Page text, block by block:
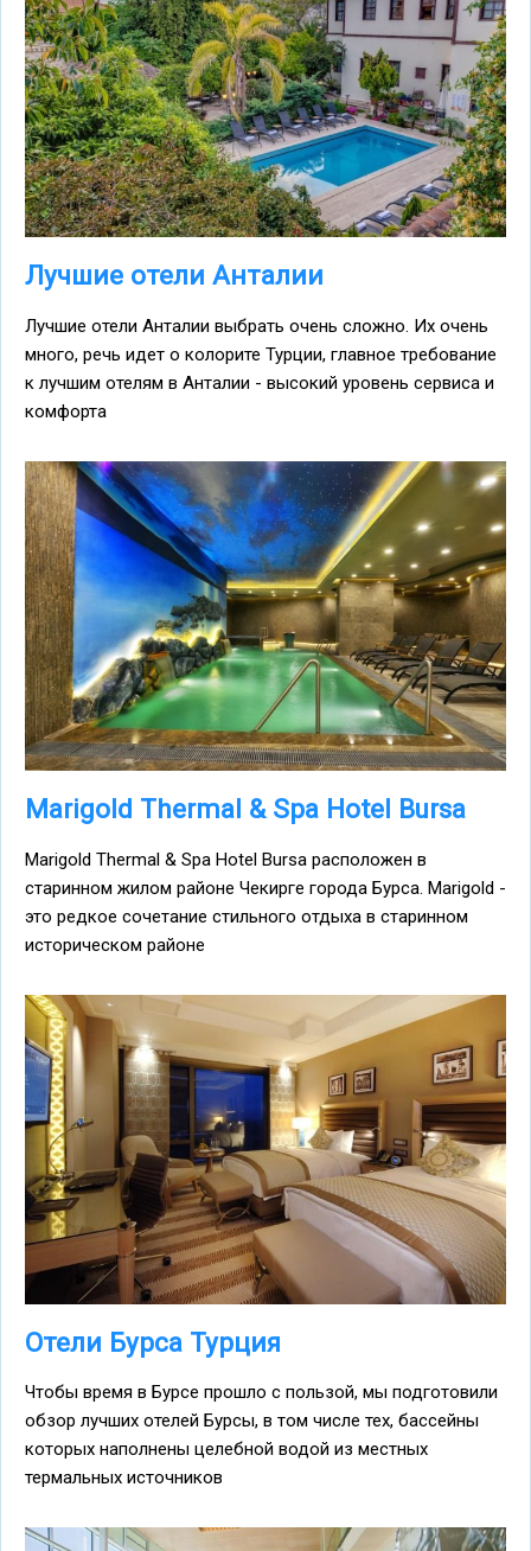
Лучшие отели Анталии
Лучшие отели Анталии выбрать очень сложно. Их очень
много, речь идет о колорите Турции, главное требование
к лучшим отелям в Анталии - высокий уровень сервиса и
комфорта
Marigold Thermal & Spa Hotel Bursa
Marigold Thermal & Spa Hotel Bursa расположен в
старинном жилом районе Чекирге города Бурса. Marigold -
это редкое сочетание стильного отдыха в старинном
историческом районе
Отели Бурса Турция
Чтобы время в Бурсе прошло с пользой, мы подготовили
обзор лучших отелей Бурсы, в том числе тех, бассейны
которых наполнены целебной водой из местных
термальных источников